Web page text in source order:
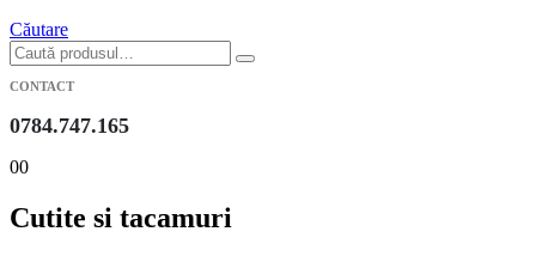
Căutare
CONTACT
0784.747.165
00
Cutite si tacamuri